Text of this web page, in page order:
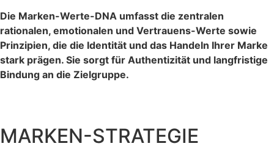
Die Marken-Werte-DNA umfasst die zentralen
rationalen, emotionalen und Vertrauens-Werte sowie
Prinzipien, die die Identität und das Handeln Ihrer Marke
stark prägen. Sie sorgt für Authentizität und langfristige
Bindung an die Zielgruppe.
MARKEN-STRATEGIE